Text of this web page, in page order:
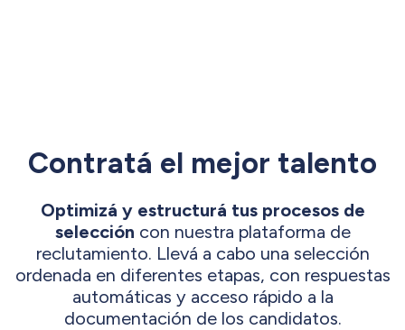
Contratá el mejor talento
Optimizá y estructurá tus procesos de
selección con nuestra plataforma de
reclutamiento. Llevá a cabo una selección
ordenada en diferentes etapas, con respuestas
automáticas y acceso rápido a la
documentación de los candidatos.